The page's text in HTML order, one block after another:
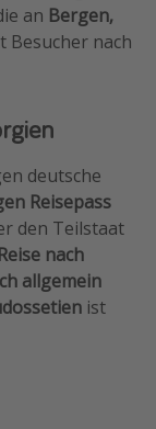
an Bergen,
Besucher nach
deutsche
Reisepass
den Teilstaat
nach
allgemein
ist